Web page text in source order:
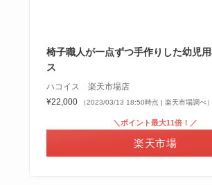
椅子職人が一点ずつ手作りした幼児
ス
ハコイス 楽天市場店
¥22,000
（2023/03/13 18:50時点 | 楽天市場調べ）
＼ポイント最大11倍！／
楽天市場